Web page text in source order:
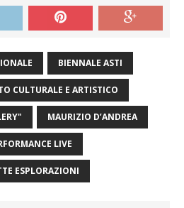
BIENNALE ASTI
CULTURALE E ARTISTICO
MAURIZIO D’ANDREA
LIVE
ESPLORAZIONI